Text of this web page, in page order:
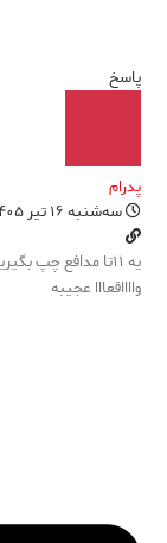
پاسخ
پدرام
سه‌شنبه ۱۶ تیر ۱۴۰۵ ۱۸:۲۱
یه ۱۱تا مدافع چپ
وااااقعااا عجیبه